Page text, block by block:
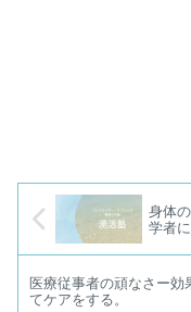
身体
学者
医療従事者の頑なさー効
てケアをする。